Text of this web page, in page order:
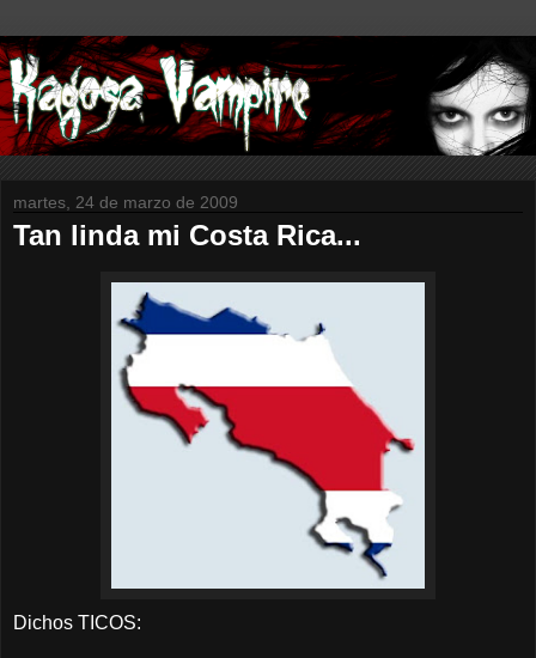
martes, 24 de marzo de 2009
Tan linda mi Costa Rica...
Dichos TICOS: